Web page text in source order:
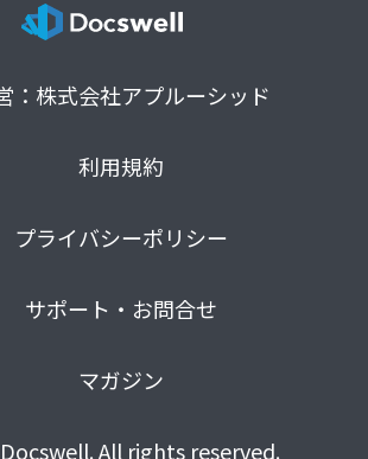
：株式会社アプルーシッド
利用規約
プライバシーポリシー
サポート・お問合せ
マガジン
All rights reserved.